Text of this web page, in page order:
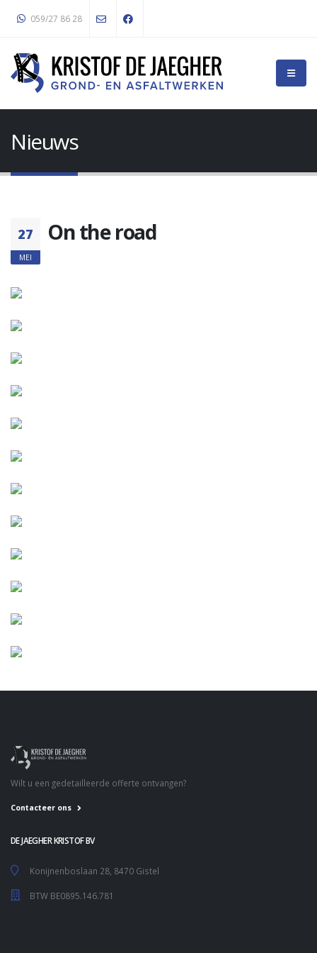
059/27 86 28
Nieuws
27
MEI
On the road
Wilt u een gedetailleerde offerte ontvangen?
Contacteer ons
DE JAEGHER KRISTOF BV
Konijnenboslaan 28, 8470 Gistel
BTW BE0895.146.781